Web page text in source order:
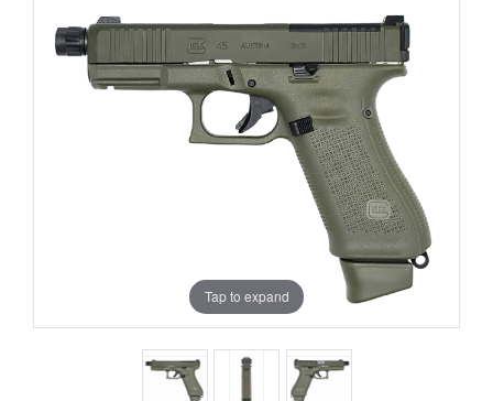
Tap to expand